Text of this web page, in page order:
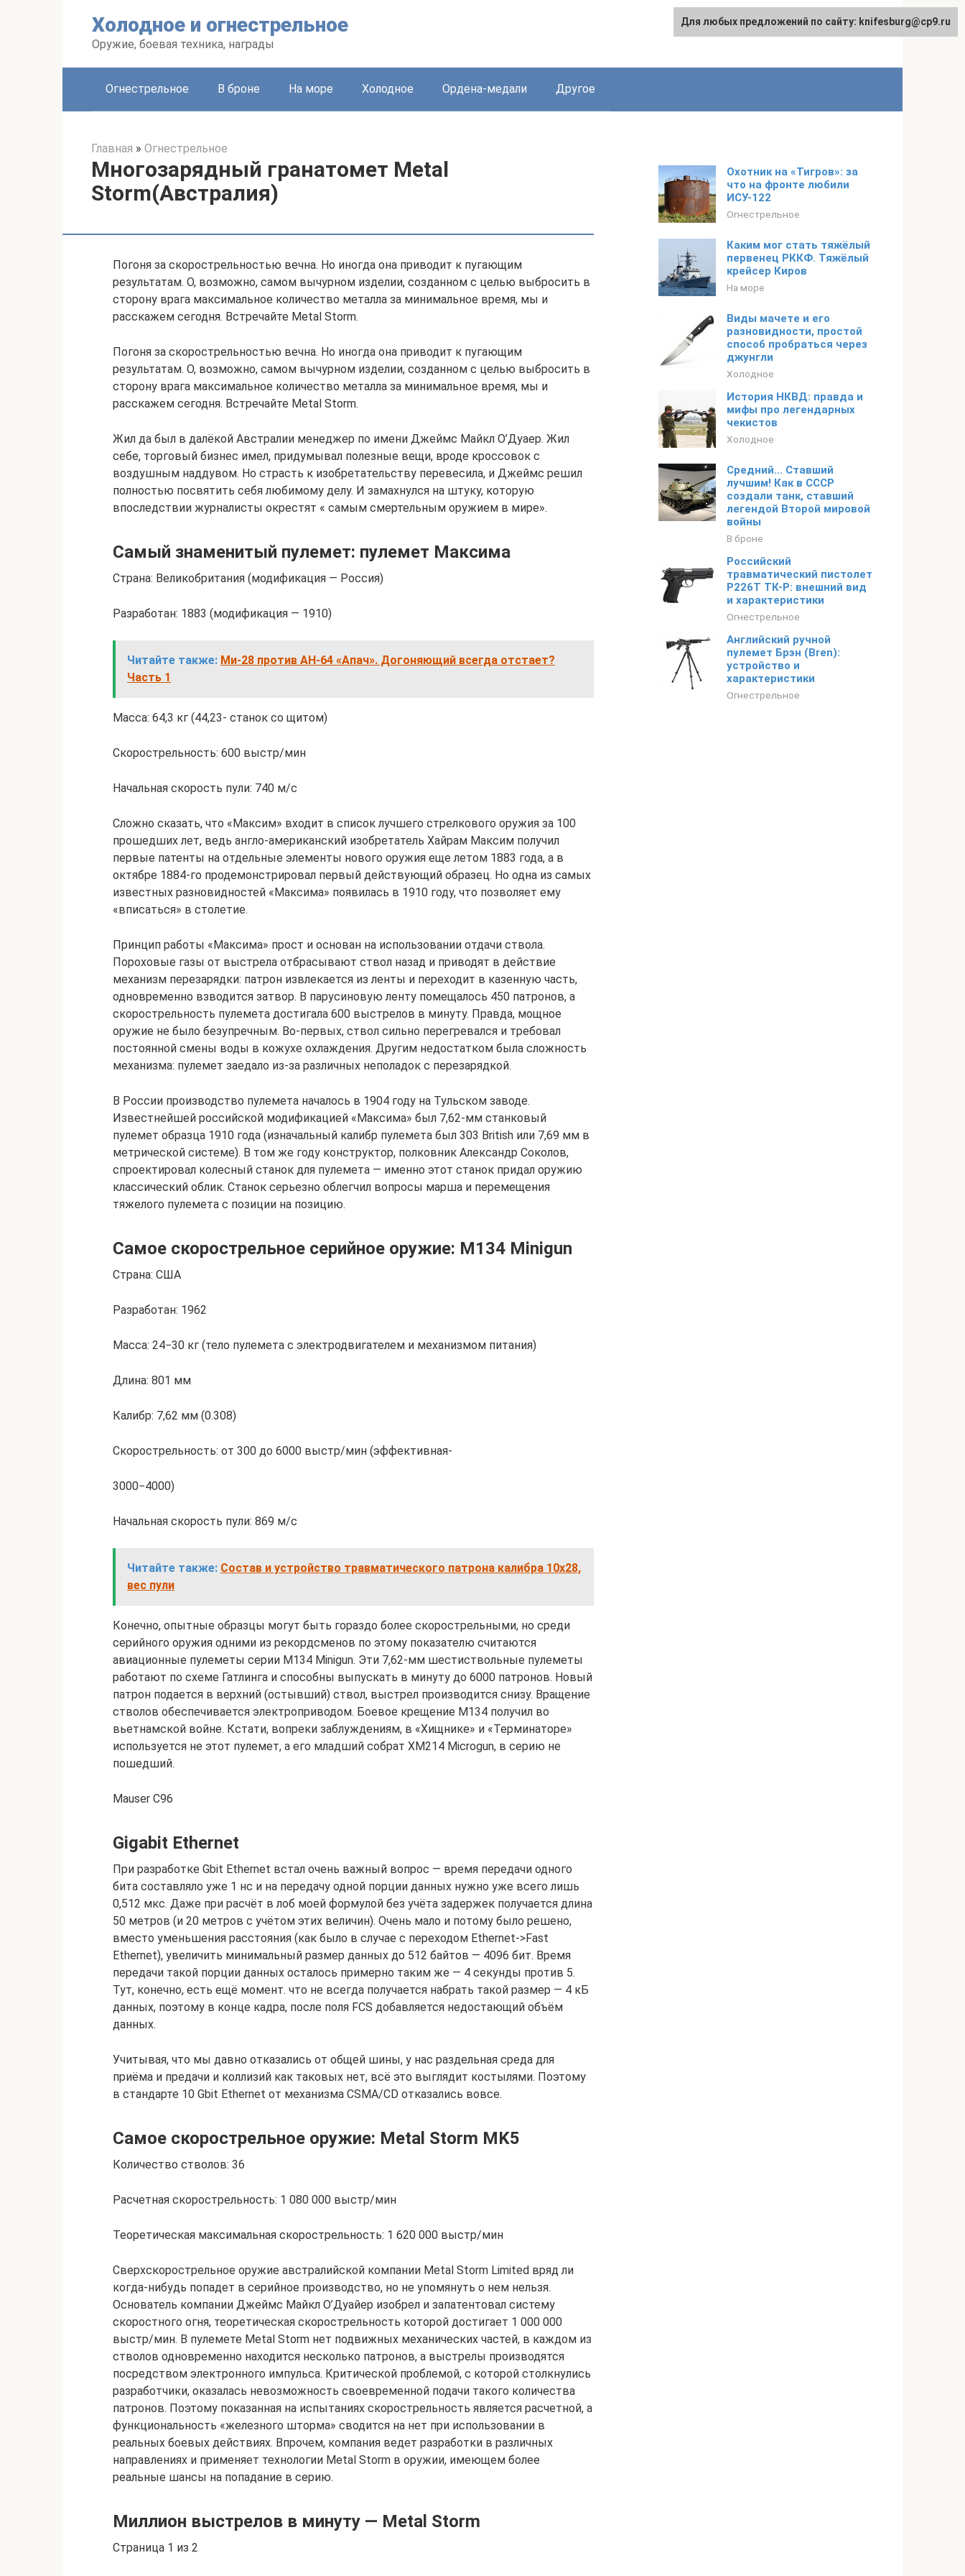
Холодное и огнестрельное
Оружие, боевая техника, награды
Огнестрельное В броне На море Холодное Ордена-медали Другое
Главная » Огнестрельное
Многозарядный гранатомет Metal
Storm(Австралия)
Погоня за скорострельностью вечна. Но иногда она приводит к пугающим
результатам. О, возможно, самом вычурном изделии, созданном с целью выбросить в
сторону врага максимальное количество металла за минимальное время, мы и
расскажем сегодня. Встречайте Metal Storm.
Погоня за скорострельностью вечна. Но иногда она приводит к пугающим
результатам. О, возможно, самом вычурном изделии, созданном с целью выбросить в
сторону врага максимальное количество металла за минимальное время, мы и
расскажем сегодня. Встречайте Metal Storm.
Жил да был в далёкой Австралии менеджер по имени Джеймс Майкл О’Дуаер. Жил
себе, торговый бизнес имел, придумывал полезные вещи, вроде кроссовок с
воздушным наддувом. Но страсть к изобретательству перевесила, и Джеймс решил
полностью посвятить себя любимому делу. И замахнулся на штуку, которую
впоследствии журналисты окрестят « самым смертельным оружием в мире».
Самый знаменитый пулемет: пулемет Максима
Страна: Великобритания (модификация — Россия)
Разработан: 1883 (модификация — 1910)
Читайте также: Ми-28 против AH-64 «Апач». Догоняющий всегда отстает?
Часть 1
Масса: 64,3 кг (44,23- станок со щитом)
Скорострельность: 600 выстр/мин
Начальная скорость пули: 740 м/с
Сложно сказать, что «Максим» входит в список лучшего стрелкового оружия за 100
прошедших лет, ведь англо-американский изобретатель Хайрам Максим получил
первые патенты на отдельные элементы нового оружия еще летом 1883 года, а в
октябре 1884-го продемонстрировал первый действующий образец. Но одна из самых
известных разновидностей «Максима» появилась в 1910 году, что позволяет ему
«вписаться» в столетие.
Принцип работы «Максима» прост и основан на использовании отдачи ствола.
Пороховые газы от выстрела отбрасывают ствол назад и приводят в действие
механизм перезарядки: патрон извлекается из ленты и переходит в казенную часть,
одновременно взводится затвор. В парусиновую ленту помещалось 450 патронов, а
скорострельность пулемета достигала 600 выстрелов в минуту. Правда, мощное
оружие не было безупречным. Во‑первых, ствол сильно перегревался и требовал
постоянной смены воды в кожухе охлаждения. Другим недостатком была сложность
механизма: пулемет заедало из-за различных неполадок с перезарядкой.
В России производство пулемета началось в 1904 году на Тульском заводе.
Известнейшей российской модификацией «Максима» был 7,62-мм станковый
пулемет образца 1910 года (изначальный калибр пулемета был 303 British или 7,69 мм в
метрической системе). В том же году конструктор, полковник Александр Соколов,
спроектировал колесный станок для пулемета — именно этот станок придал оружию
классический облик. Станок серьезно облегчил вопросы марша и перемещения
тяжелого пулемета с позиции на позицию.
Самое скорострельное серийное оружие: M134 Minigun
Страна: США
Разработан: 1962
Масса: 24−30 кг (тело пулемета с электродвигателем и механизмом питания)
Длина: 801 мм
Калибр: 7,62 мм (0.308)
Скорострельность: от 300 до 6000 выстр/мин (эффективная-
3000−4000)
Начальная скорость пули: 869 м/с
Читайте также: Состав и устройство травматического патрона калибра 10х28,
вес пули
Конечно, опытные образцы могут быть гораздо более скорострельными, но среди
серийного оружия одними из рекордсменов по этому показателю считаются
авиационные пулеметы серии M134 Minigun. Эти 7,62-мм шестиствольные пулеметы
работают по схеме Гатлинга и способны выпускать в минуту до 6000 патронов. Новый
патрон подается в верхний (остывший) ствол, выстрел производится снизу. Вращение
стволов обеспечивается электроприводом. Боевое крещение M134 получил во
вьетнамской войне. Кстати, вопреки заблуждениям, в «Хищнике» и «Терминаторе»
используется не этот пулемет, а его младший собрат XM214 Microgun, в серию не
пошедший.
Mauser C96
Gigabit Ethernet
При разработке Gbit Ethernet встал очень важный вопрос — время передачи одного
бита составляло уже 1 нс и на передачу одной порции данных нужно уже всего лишь
0,512 мкс. Даже при расчёт в лоб моей формулой без учёта задержек получается длина
50 метров (и 20 метров с учётом этих величин). Очень мало и потому было решено,
вместо уменьшения расстояния (как было в случае с переходом Ethernet->Fast
Ethernet), увеличить минимальный размер данных до 512 байтов — 4096 бит. Время
передачи такой порции данных осталось примерно таким же — 4 секунды против 5.
Тут, конечно, есть ещё момент. что не всегда получается набрать такой размер — 4 кБ
данных, поэтому в конце кадра, после поля FCS добавляется недостающий объём
данных.
Учитывая, что мы давно отказались от общей шины, у нас раздельная среда для
приёма и предачи и коллизий как таковых нет, всё это выглядит костылями. Поэтому
в стандарте 10 Gbit Ethernet от механизма CSMA/CD отказались вовсе.
Самое скорострельное оружие: Metal Storm MK5
Количество стволов: 36
Расчетная скорострельность: 1 080 000 выстр/мин
Теоретическая максимальная скорострельность: 1 620 000 выстр/мин
Сверхскорострельное оружие австралийской компании Metal Storm Limited вряд ли
когда-нибудь попадет в серийное производство, но не упомянуть о нем нельзя.
Основатель компании Джеймс Майкл О’Дуайер изобрел и запатентовал систему
скоростного огня, теоретическая скорострельность которой достигает 1 000 000
выстр/мин. В пулемете Metal Storm нет подвижных механических частей, в каждом из
стволов одновременно находится несколько патронов, а выстрелы производятся
посредством электронного импульса. Критической проблемой, с которой столкнулись
разработчики, оказалась невозможность своевременной подачи такого количества
патронов. Поэтому показанная на испытаниях скорострельность является расчетной, а
функциональность «железного шторма» сводится на нет при использовании в
реальных боевых действиях. Впрочем, компания ведет разработки в различных
направлениях и применяет технологии Metal Storm в оружии, имеющем более
реальные шансы на попадание в серию.
Миллион выстрелов в минуту — Metal Storm
Страница 1 из 2
Охотник на «Тигров»: за
что на фронте любили
ИСУ-122
Огнестрельное
Каким мог стать тяжёлый
первенец РККФ. Тяжёлый
крейсер Киров
На море
Виды мачете и его
разновидности, простой
способ пробраться через
джунгли
Холодное
История НКВД: правда и
мифы про легендарных
чекистов
Холодное
Средний… Ставший
лучшим! Как в СССР
создали танк, ставший
легендой Второй мировой
войны
В броне
Российский
травматический пистолет
Р226Т ТК-Р: внешний вид
и характеристики
Огнестрельное
Английский ручной
пулемет Брэн (Bren):
устройство и
характеристики
Огнестрельное
Для любых предложений по сайту: knifesburg@cp9.ru